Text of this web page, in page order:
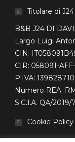
in
window
in
window
opens
new
in
Titolare di
B&B J24 DI
Largo Luigi
CIN:
CIR: 058091-
P.IVA:
Numero REA:
S.C.I.A. QA/2019/
Cookie